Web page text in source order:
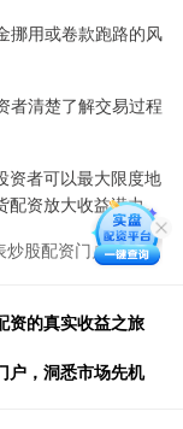
挪用或卷款跑路的风
者清楚了解交易过程
资者可以最大限度地
资放大收益潜力。
股配资门户网观点
资的真实收益之旅
户，洞悉市场先机